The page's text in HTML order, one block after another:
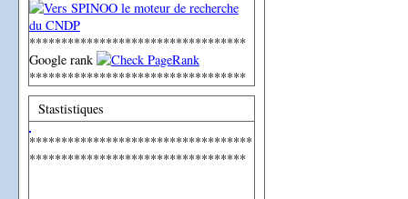
**********************************
Google rank
**********************************
Stastistiques
***********************************
**********************************